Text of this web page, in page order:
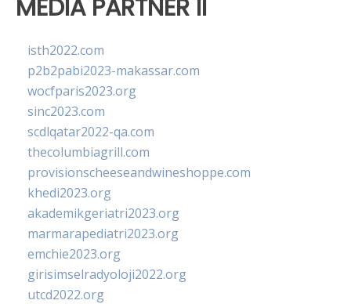
MEDIA PARTNER II
isth2022.com
p2b2pabi2023-makassar.com
wocfparis2023.org
sinc2023.com
scdlqatar2022-qa.com
thecolumbiagrill.com
provisionscheeseandwineshoppe.com
khedi2023.org
akademikgeriatri2023.org
marmarapediatri2023.org
emchie2023.org
girisimselradyoloji2022.org
utcd2022.org